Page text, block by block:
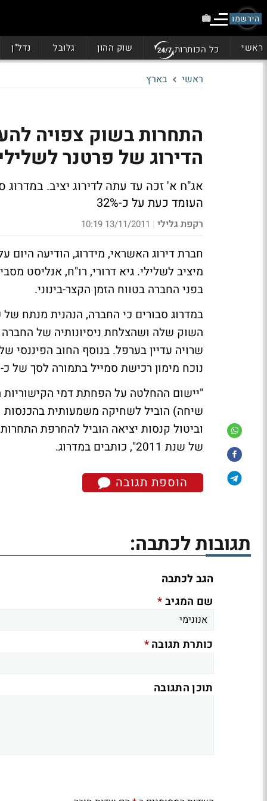
הירשמו
ראשי כל הכותרות שוק ההון גלובל נדל"ן
ראשי בארץ
התחרות בשוק צפויה
הדירוג של פרטנר
אג"ח א' זכה עד עתה לדירוג יציב.
העומד כעת על כ-32%
רקפת גלילי |
13/11/2011 10:19
מיציב לשלילי. גיא דרורי, רו"ח, אנליסט
בפני החברה בטווח הזמן הקצר-בינוני.
השוק שלה ושהצלחת ניסיונותיה של
נוכח מימון רכישת סמייל בתמורה לסך של כ-650 מיליון.
שיחה) הוביל לשחיקה משמעותית בהכנסות
וביטול קנסות יציאה הוביל להחרפת
של שנת 2011", כותבים במדרוג.
הוספת תגובה
תגובות לכתבה:
הגב לכתבה
שם המגיב*
כותרת תגובה*
תוכן התגובה